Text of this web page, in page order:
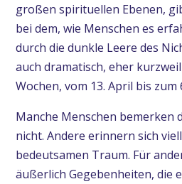
großen spirituellen Ebenen,
bei dem, wie Menschen es
durch die dunkle Leere des
auch dramatisch, eher
Wochen, vom 13. April bis zum
Manche Menschen bemerken
nicht. Andere erinnern sich
bedeutsamen Traum. Für
äußerlich Gegebenheiten, die